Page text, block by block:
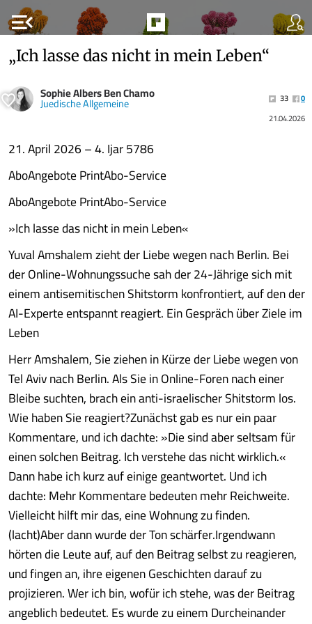
menu_open
„Ich lasse das nicht in mein Leben“
Sophie Albers Ben Chamo
Juedische Allgemeine 33
0
21.04.2026
21. April 2026 – 4. Ijar 5786
AboAngebote PrintAbo-Service
AboAngebote PrintAbo-Service
»Ich lasse das nicht in mein Leben«
Yuval Amshalem zieht der Liebe wegen nach Berlin. Bei
der Online-Wohnungssuche sah der 24-Jährige sich mit
einem antisemitischen Shitstorm konfrontiert, auf den der
AI-Experte entspannt reagiert. Ein Gespräch über Ziele im
Leben
Herr Amshalem, Sie ziehen in Kürze der Liebe wegen von
Tel Aviv nach Berlin. Als Sie in Online-Foren nach einer
Bleibe suchten, brach ein anti-israelischer Shitstorm los.
Wie haben Sie reagiert?Zunächst gab es nur ein paar
Kommentare, und ich dachte: »Die sind aber seltsam für
einen solchen Beitrag. Ich verstehe das nicht wirklich.«
Dann habe ich kurz auf einige geantwortet. Und ich
dachte: Mehr Kommentare bedeuten mehr Reichweite.
Vielleicht hilft mir das, eine Wohnung zu finden.
(lacht)Aber dann wurde der Ton schärfer.Irgendwann
hörten die Leute auf, auf den Beitrag selbst zu reagieren,
und fingen an, ihre eigenen Geschichten darauf zu
projizieren. Wer ich bin, wofür ich stehe, was der Beitrag
angeblich bedeutet. Es wurde zu einem Durcheinander